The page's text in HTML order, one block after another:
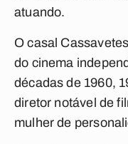
atuando.
O casal
do cinema
décadas de 1960,
diretor notável de
mulher de